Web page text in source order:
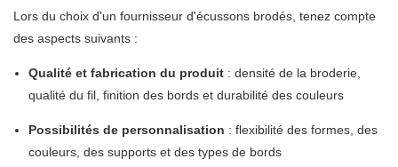
Lors du choix d'un fournisseur d'écussons brodés, tenez compte
des aspects suivants :
Qualité et fabrication du produit: densité de la broderie,
qualité du fil, finition des bords et durabilité des couleurs
Possibilités de personnalisation : flexibilité des formes, des
couleurs, des supports et des types de bords